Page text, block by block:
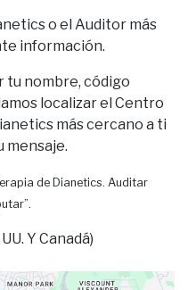
o el Auditor más
información.
tu nombre, código
localizar el Centro
más cercano a ti
mensaje.
de Dianetics. Auditar
Y Canadá)